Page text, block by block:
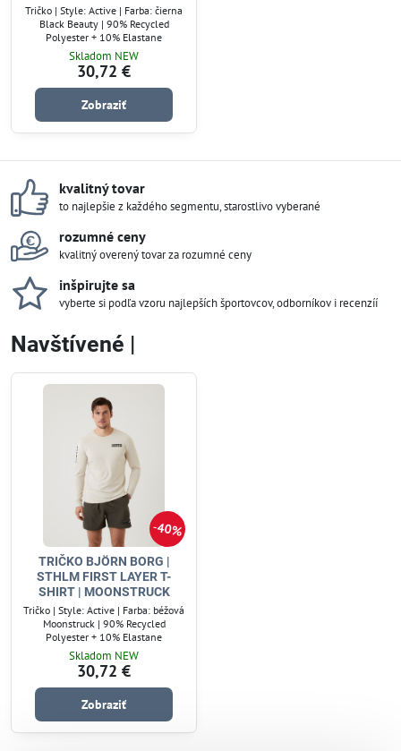
Tričko | Style: Active | Farba: čierna
Black Beauty | 90% Recycled
Polyester + 10% Elastane
Skladom NEW
30,72 €
Zobraziť
kvalitný tovar
to najlepšie z každého segmentu, starostlivo vyberané
rozumné ceny
kvalitný overený tovar za rozumné ceny
inšpirujte sa
vyberte si podľa vzoru najlepších športovcov, odborníkov i recenzíí
Navštívené |
40%
TRIČKO BJÖRN BORG |
STHLM FIRST LAYER T-
SHIRT | MOONSTRUCK
Tričko | Style: Active | Farba: béžová
Moonstruck | 90% Recycled
Polyester + 10% Elastane
Skladom NEW
30,72 €
Zobraziť